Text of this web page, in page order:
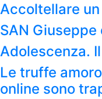
Accoltellare
SAN
Adolescenza.
Le truffe
online sono